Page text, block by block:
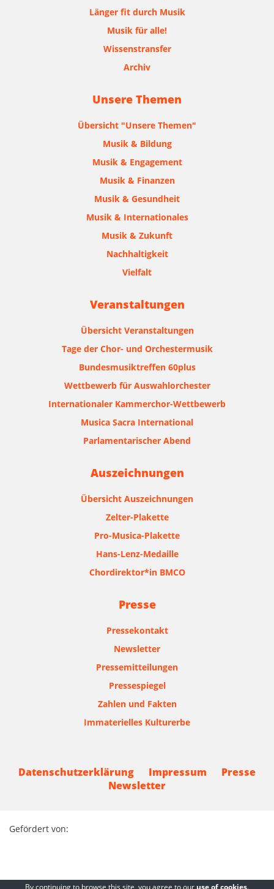
Länger fit durch Musik
Musik für alle!
Wissenstransfer
Archiv
Unsere Themen
Übersicht "Unsere Themen"
Musik & Bildung
Musik & Engagement
Musik & Finanzen
Musik & Gesundheit
Musik & Internationales
Musik & Zukunft
Nachhaltigkeit
Vielfalt
Veranstaltungen
Übersicht Veranstaltungen
Tage der Chor- und Orchestermusik
Bundesmusiktreffen 60plus
Wettbewerb für Auswahlorchester
Internationaler Kammerchor-Wettbewerb
Musica Sacra International
Parlamentarischer Abend
Auszeichnungen
Übersicht Auszeichnungen
Zelter-Plakette
Pro-Musica-Plakette
Hans-Lenz-Medaille
Chordirektor*in BMCO
Presse
Pressekontakt
Newsletter
Pressemitteilungen
Pressespiegel
Zahlen und Fakten
Immaterielles Kulturerbe
Datenschutzerklärung Impressum
Presse
Newsletter
Gefördert von:
By continuing to browse this site, you agree to our use of cookies.